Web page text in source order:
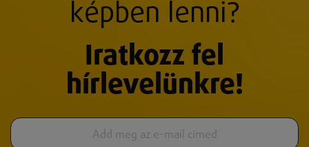
képben lenni?
Iratkozz fel
hírlevelünkre!